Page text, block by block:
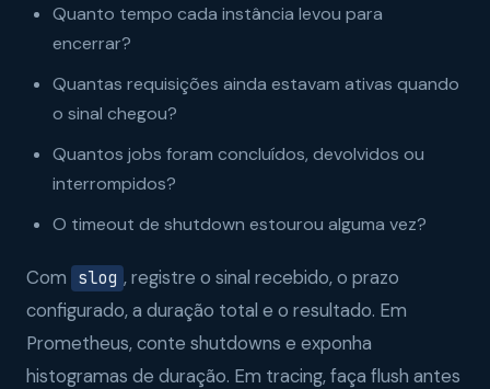
Quanto tempo cada instância levou para
encerrar?
Quantas requisições ainda estavam ativas quando
o sinal chegou?
Quantos jobs foram concluídos, devolvidos ou
interrompidos?
O timeout de shutdown estourou alguma vez?
Com slog , registre o sinal recebido, o prazo
configurado, a duração total e o resultado. Em
Prometheus, conte shutdowns e exponha
histogramas de duração. Em tracing, faça flush antes